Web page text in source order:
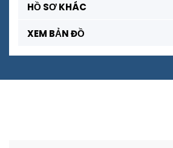
HỒ SƠ KHÁC
XEM BẢN ĐỒ